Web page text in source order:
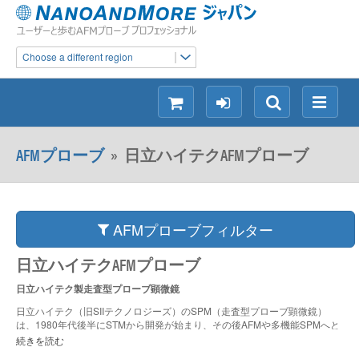
Choose a different region
メ
ニ
検
索
ロ
グ
イ
シ
ョ
ッ
ピ
グ
AFMプローブ» 日立ハイテクAFMプローブ
AFMプローブフィルター
日立ハイテクAFMプローブ
日立ハイテク製走査型プローブ顕微鏡
日立ハイテク（旧SIIテクノロジーズ）のSPM（走査型プローブ顕微鏡）
は、1980年代後半にSTMから開発が始まり、その後AFMや多機能SPMへと
発展しました。
続きを読む